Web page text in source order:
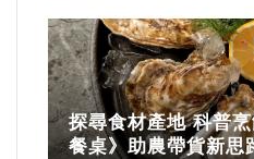
探尋食材產地 科普
餐桌》助農帶貨新思